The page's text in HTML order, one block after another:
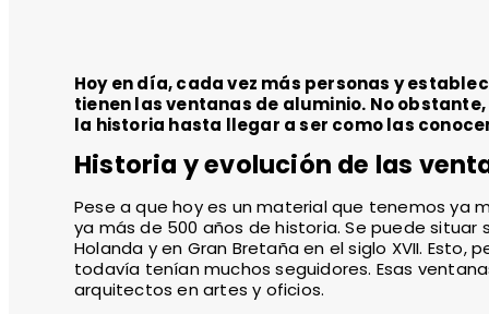
Hoy en día, cada vez más personas y
tienen las ventanas de aluminio. No
la historia hasta llegar a ser como las
Historia y evolución de las
Pese a que hoy es un material que tenemos ya
ya más de 500 años de historia. Se puede
Holanda y en Gran Bretaña en el siglo XVII.
todavía tenían muchos seguidores. Esas
arquitectos en artes y oficios.